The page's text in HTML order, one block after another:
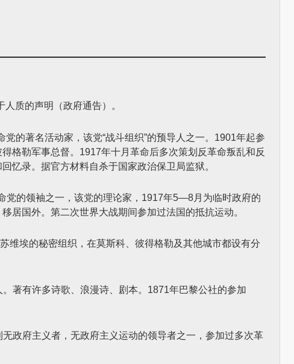
质的声明（政府通告）。
的著名活动家，该党“战斗组织”的预导人之一。1901年起参
格勒军事总督。1917年十月革命后多次策划反革命叛乱和反
忆录。据官方材料自杀于国家政治保卫局监狱。
的领袖之一，该党的理论家，1917年5—8月为临时政府的
居国外。第二次世界大战期间参加过法国的抵抗运动。
埃的秘密组织，在莫斯科、彼得格勒及其他城市都设有分
著有许多诗歌、浪漫诗、剧本。1871年巴黎公社的参加
府主义者，无政府主义运动的领导者之一，参加过多次革